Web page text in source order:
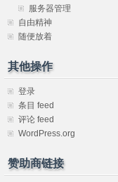
服务器管理
自由精神
随便放着
其他操作
登录
条目 feed
评论 feed
WordPress.org
赞助商链接